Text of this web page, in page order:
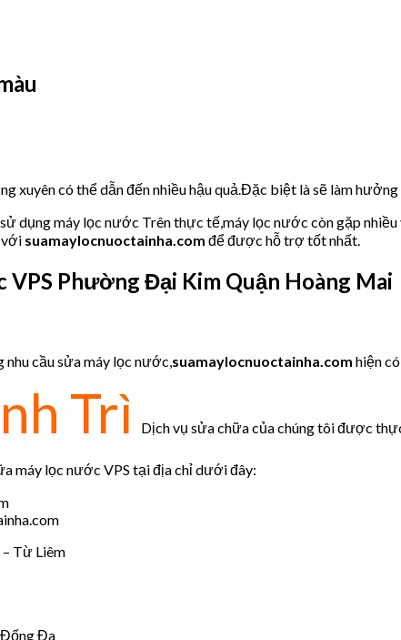
xuyên có thể dẫn đến nhiều hậu quả.Đặc biệt là sẽ làm
dụng máy lọc nước Trên thực tế,máy lọc nước còn gặp
với suamaylocnuoctainha.com để được hỗ trợ tốt nhất.
VPS Phường Đại Kim Quận Hoàng Mai
cầu sửa máy lọc nước,suamaylocnuoctainha.com hiện
Trì
Dịch vụ sửa chữa của chúng tôi được
máy lọc nước VPS tại địa chỉ dưới đây:
– Từ Liêm
Đống Đa